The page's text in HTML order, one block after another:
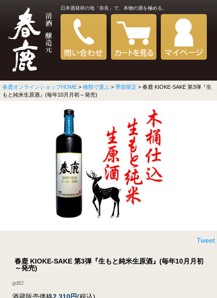
日本酒発祥の地「奈良」で、本物の酒を極める。
春鹿オンラインショップHOME > 種類で選ぶ > 季節限定 > 春鹿 KIOKE-SAKE 第3弾『生
もと純米生原酒』(毎年10月月初～発売)
Tweet
春鹿 KIOKE-SAKE 第3弾『生もと純米生原酒』(毎年10月月初
～発売)
gd82
酒蔵販売価格2,310円(税込)